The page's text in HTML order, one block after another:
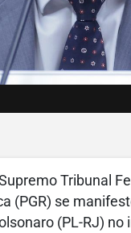
Tribunal
(PGR) se
(PL-RJ)